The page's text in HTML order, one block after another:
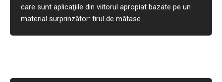
care sunt aplicaţiile din viitorul apropiat bazate pe un
material surprinzător: firul de mătase.